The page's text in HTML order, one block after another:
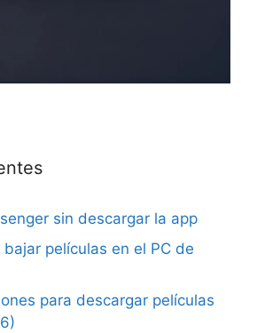
sin descargar la app
películas en el PC de
para descargar películas